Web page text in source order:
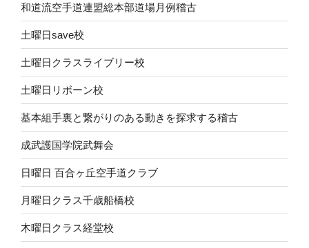
和道流空手道連盟総本部道場月例稽古
土曜日save校
土曜日クラスライブリー校
土曜日リボーン校
基本組手裏と繋がりのある動きを探求する稽古
成武護国学院武舞会
日曜日 百合ヶ丘空手道クラブ
月曜日クラス千歳船橋校
木曜日クラス経堂校